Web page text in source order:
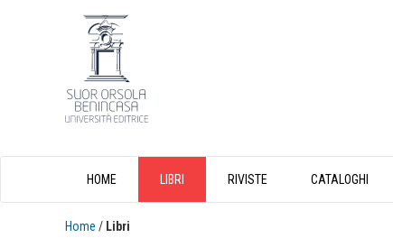
HOME LIBRI RIVISTE CATALOGHI
Home / Libri